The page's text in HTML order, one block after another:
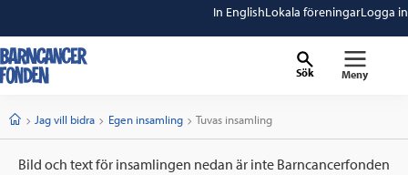
In EnglishLokala föreningarLogga in
Sök Meny
StartJag vill bidra Egen insamling Current:
Tuvas insamling
Bild och text för insamlingen nedan är inte Barncancerfonden